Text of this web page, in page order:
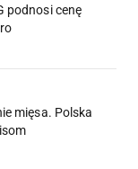
podnosi cenę
mięsa. Polska